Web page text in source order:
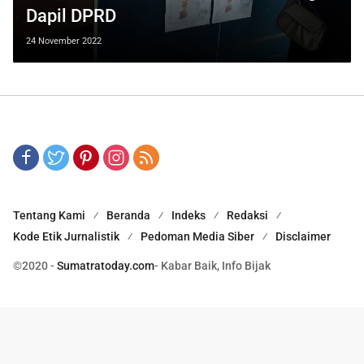
Dapil DPRD
24 November 2022
Tentang Kami Beranda Indeks
Redaksi
Kode Etik Jurnalistik
Pedoman Media Siber Disclaimer
©2020 -Sumatratoday.com- Kabar Baik, Info Bijak